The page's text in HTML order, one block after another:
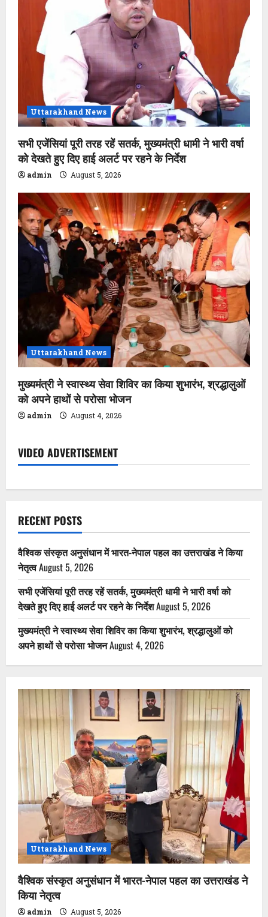
Uttarakhand News
सभी एजेंसियां पूरी तरह रहें सतर्क, मुख्यमंत्री धामी ने भारी वर्षा
को देखते हुए दिए हाई अलर्ट पर रहने के निर्देश
admin August 5, 2026
Uttarakhand News
मुख्यमंत्री ने स्वास्थ्य सेवा शिविर का किया शुभारंभ, श्रद्धालुओं
को अपने हाथों से परोसा भोजन
admin August 4, 2026
VIDEO ADVERTISEMENT
RECENT POSTS
वैश्विक संस्कृत अनुसंधान में भारत-नेपाल पहल का उत्तराखंड ने किया
नेतृत्वAugust 5, 2026
सभी एजेंसियां पूरी तरह रहें सतर्क, मुख्यमंत्री धामी ने भारी वर्षा को
देखते हुए दिए हाई अलर्ट पर रहने के निर्देशAugust 5, 2026
मुख्यमंत्री ने स्वास्थ्य सेवा शिविर का किया शुभारंभ, श्रद्धालुओं को
अपने हाथों से परोसा भोजनAugust 4, 2026
Uttarakhand News
वैश्विक संस्कृत अनुसंधान में भारत-नेपाल पहल का उत्तराखंड ने
किया नेतृत्व
admin August 5, 2026